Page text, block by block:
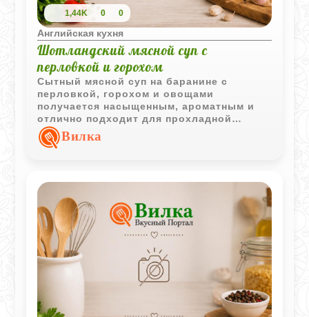
1,44K 0 0
Английская кухня
Шотландский мясной суп с
перловкой и горохом
Сытный мясной суп на баранине с
перловкой, горохом и овощами
получается насыщенным, ароматным и
отлично подходит для прохладной
погоды. Простое сочетание продуктов
создает глубокий вкус без сложных
Вилка